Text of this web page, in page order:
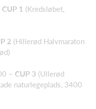
CUP 1 (Kredsløbet,
2 (Hillerød Halvmaraton
– CUP 3 (Ullerød
naturlegeplads, 3400